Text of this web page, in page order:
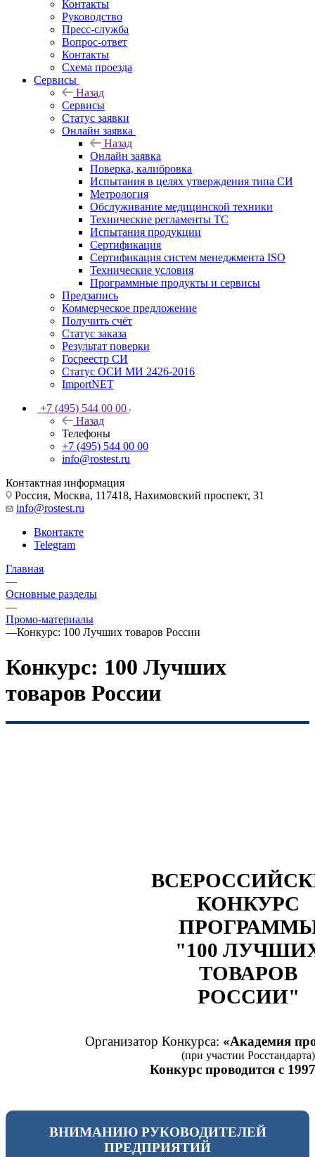
Контакты
Руководство
Пресс-служба
Вопрос-ответ
Контакты
Схема проезда
Сервисы
Назад
Сервисы
Статус заявки
Онлайн заявка
Назад
Онлайн заявка
Поверка, калибровка
Испытания в целях утверждения типа СИ
Метрология
Обслуживание медицинской техники
Технические регламенты ТС
Испытания продукции
Сертификация
Сертификация систем менеджмента ISO
Технические условия
Программные продукты и сервисы
Предзапись
Коммерческое предложение
Получить счёт
Статус заказа
Результат поверки
Госреестр СИ
Статус ОСИ МИ 2426-2016
ImportNET
+7 (495) 544 00 00
Назад
Телефоны
+7 (495) 544 00 00
info@rostest.ru
Контактная информация
Россия, Москва, 117418, Нахимовский проспект, 31
info@rostest.ru
Вконтакте
Telegram
Главная
—
Основные разделы
—
Промо-материалы
—Конкурс: 100 Лучших товаров России
Конкурс: 100 Лучших
товаров России
КОНКУРС
"100
ТОВАРОВ
РОССИИ"
Организатор Конкурса: «Академия
(при участии Росстандарта)
Конкурс проводится с
ВНИМАНИЮ РУКОВОДИТЕЛЕЙ
ПРЕДПРИЯТИЙ